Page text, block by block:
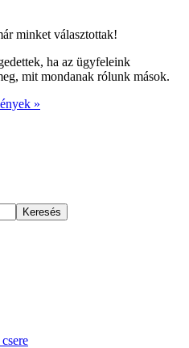
minket választottak!
ha az ügyfeleink
mit mondanak rólunk mások.
»
Keresés